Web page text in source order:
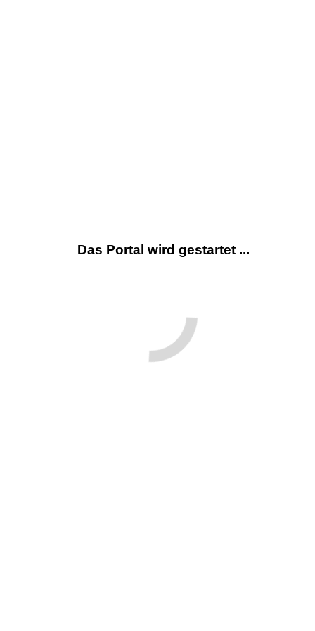
Das Portal wird gestartet ...